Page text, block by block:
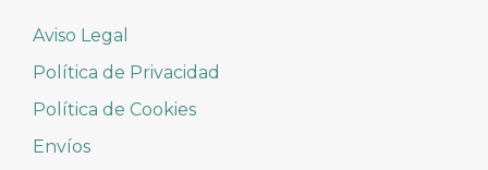
Aviso Legal
Política de Privacidad
Política de Cookies
Envíos